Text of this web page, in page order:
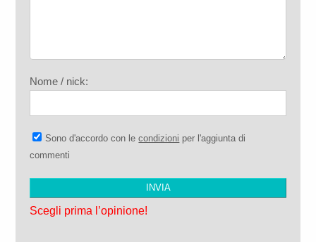
Nome / nick:
Sono d'accordo con lecondizioni per l'aggiunta di
commenti
Scegli prima l’opinione!